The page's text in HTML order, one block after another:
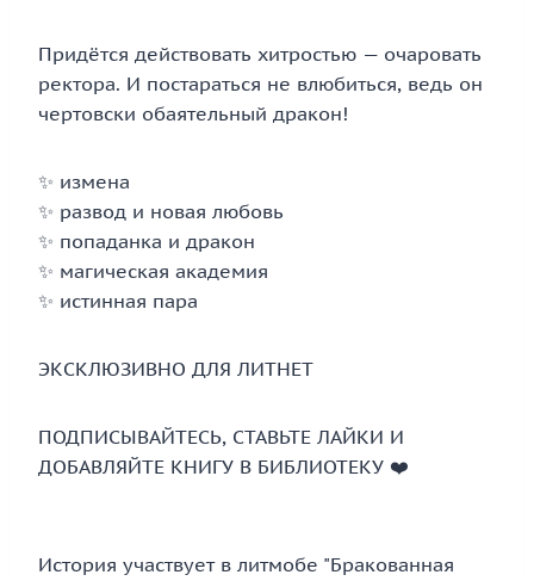
Придётся действовать хитростью — очаровать
ректора. И постараться не влюбиться, ведь он
чертовски обаятельный дракон!
✨️ измена
✨️ развод и новая любовь
✨️ попаданка и дракон
✨️ магическая академия
✨️ истинная пара
ЭКСКЛЮЗИВНО ДЛЯ ЛИТНЕТ
ПОДПИСЫВАЙТЕСЬ, СТАВЬТЕ ЛАЙКИ И
ДОБАВЛЯЙТЕ КНИГУ В БИБЛИОТЕКУ ‍❤️
История участвует в литмобе "Бракованная